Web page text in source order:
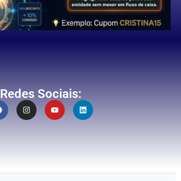
Redes Sociais: